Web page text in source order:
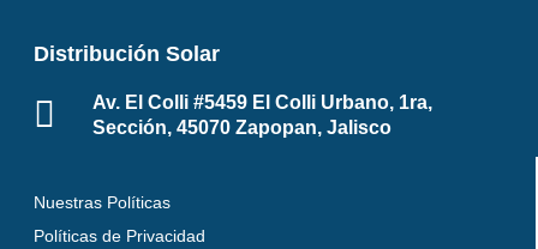
Distribución Solar
Av. El Colli #5459 El Colli Urbano, 1ra,
Sección, 45070 Zapopan, Jalisco
Nuestras Políticas
Políticas de Privacidad